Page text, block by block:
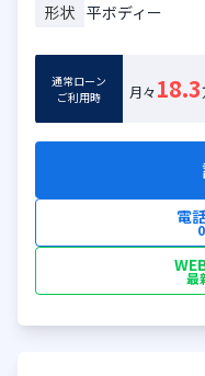
形状 平ボディー
通常ローン
ご利用時
月々18.3
電
最